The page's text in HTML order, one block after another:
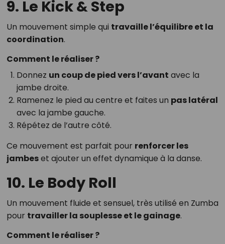
9. Le Kick & Step
Un mouvement simple qui travaille l’équilibre et la
coordination.
Comment le réaliser ?
Donnez un coup de pied vers l’avant avec la
jambe droite.
Ramenez le pied au centre et faites un pas latéral
avec la jambe gauche.
Répétez de l’autre côté.
Ce mouvement est parfait pour renforcer les
jambeset ajouter un effet dynamique à la danse.
10. Le Body Roll
Un mouvement fluide et sensuel, très utilisé en Zumba
pour travailler la souplesse et le gainage.
Comment le réaliser ?